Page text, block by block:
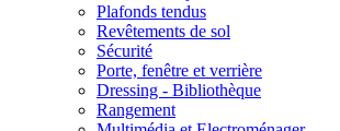
Plafonds tendus
Revêtements de sol
Sécurité
Porte, fenêtre et verrière
Dressing - Bibliothèque
Rangement